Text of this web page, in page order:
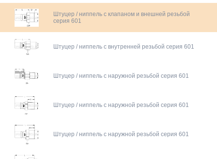
Штуцер / ниппель с клапаном и внешней резьбой
серия 601
Штуцер / ниппель с внутренней резьбой серия 601
Штуцер / ниппель с наружной резьбой серия 601
Штуцер / ниппель с наружной резьбой серия 601
Штуцер / ниппель с наружной резьбой серия 601